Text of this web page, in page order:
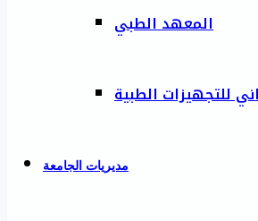
المعهد الطبي
للتجهيزات الطبية
مديريات الجامعة